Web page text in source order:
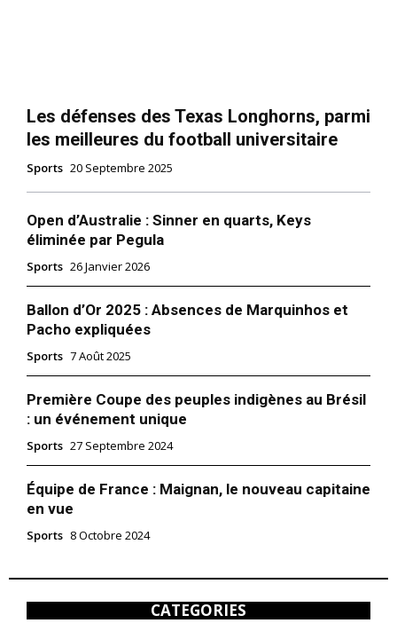
Les défenses des Texas Longhorns, parmi
les meilleures du football universitaire
Sports 20 Septembre 2025
Open d’Australie : Sinner en quarts, Keys
éliminée par Pegula
Sports 26 Janvier 2026
Ballon d’Or 2025 : Absences de Marquinhos et
Pacho expliquées
Sports 7 Août 2025
Première Coupe des peuples indigènes au Brésil
: un événement unique
Sports 27 Septembre 2024
Équipe de France : Maignan, le nouveau capitaine
en vue
Sports 8 Octobre 2024
CATEGORIES